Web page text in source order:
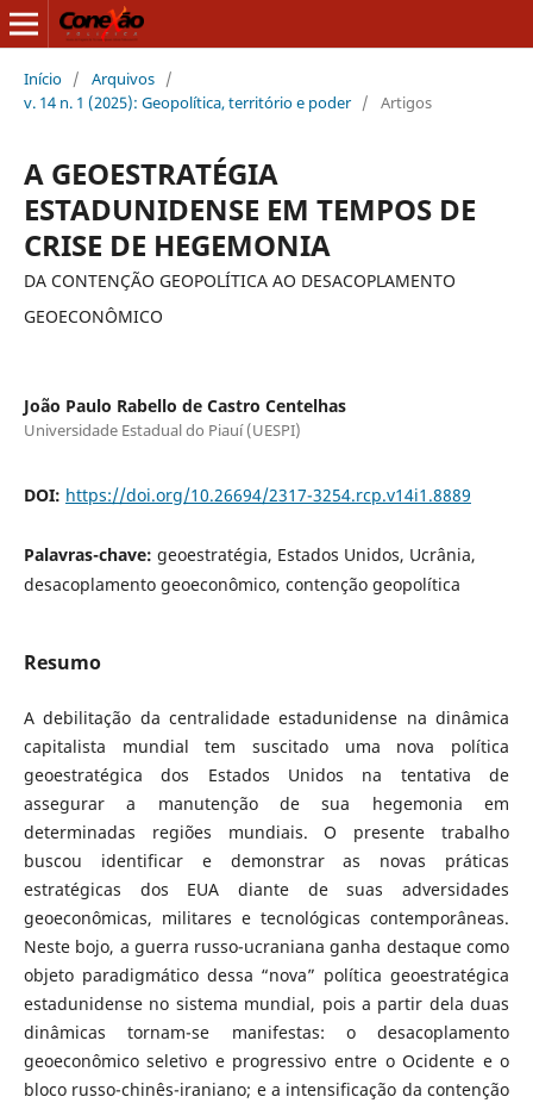
Início / Arquivos /
v. 14 n. 1 (2025): Geopolítica, território e poder / Artigos
A GEOESTRATÉGIA
ESTADUNIDENSE EM TEMPOS DE
CRISE DE HEGEMONIA
DA CONTENÇÃO GEOPOLÍTICA AO DESACOPLAMENTO
GEOECONÔMICO
João Paulo Rabello de Castro Centelhas
Universidade Estadual do Piauí (UESPI)
DOI: https://doi.org/10.26694/2317-3254.rcp.v14i1.8889
Palavras-chave: geoestratégia, Estados Unidos, Ucrânia,
desacoplamento geoeconômico, contenção geopolítica
Resumo
A debilitação da centralidade estadunidense na dinâmica
capitalista mundial tem suscitado uma nova política
geoestratégica dos Estados Unidos na tentativa de
assegurar a manutenção de sua hegemonia em
determinadas regiões mundiais. O presente trabalho
buscou identificar e demonstrar as novas práticas
estratégicas dos EUA diante de suas adversidades
geoeconômicas, militares e tecnológicas contemporâneas.
Neste bojo, a guerra russo-ucraniana ganha destaque como
objeto paradigmático dessa “nova” política geoestratégica
estadunidense no sistema mundial, pois a partir dela duas
dinâmicas tornam-se manifestas: o desacoplamento
geoeconômico seletivo e progressivo entre o Ocidente e o
bloco russo-chinês-iraniano; e a intensificação da contenção